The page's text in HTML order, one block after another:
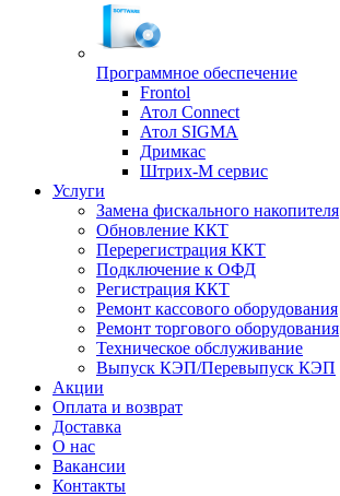
Программное обеспечение
Frontol
Атол Connect
Атол SIGMA
Дримкас
Штрих-М сервис
Услуги
Замена фискального накопителя
Обновление ККТ
Перерегистрация ККТ
Подключение к ОФД
Регистрация ККТ
Ремонт кассового оборудования
Ремонт торгового оборудования
Техническое обслуживание
Выпуск КЭП/Перевыпуск КЭП
Акции
Оплата и возврат
Доставка
О нас
Вакансии
Контакты